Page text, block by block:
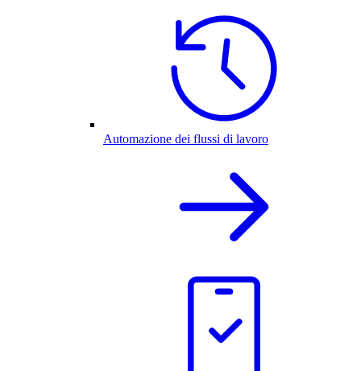
Automazione dei flussi di lavoro